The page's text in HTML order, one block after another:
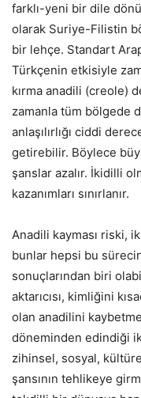
farklı-yeni bir dile
olarak Suriye-Filistin
bir lehçe. Standart
Türkçenin etkisiyle
kırma anadili (creole)
zamanla tüm bölgede
anlaşılırlığı ciddi
getirebilir. Böylece
şanslar azalır. İkidilli
kazanımları sınırlanır.
Anadili kayması riski,
bunlar hepsi bu
sonuçlarından biri
aktarıcısı, kimliğini
olan anadilini
döneminden edindiği
zihinsel, sosyal,
şansının tehlikeye